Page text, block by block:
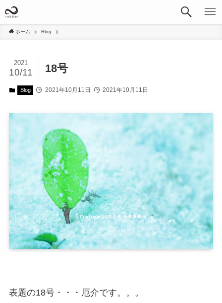
ホーム Blog
18号
2021
10/11
Blog 2021年10月11日 2021年10月11日
表題の18号・・・厄介です。。。